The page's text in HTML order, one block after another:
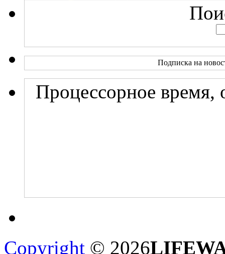
Подписка на
Процессорное время,
Copyright © 2026